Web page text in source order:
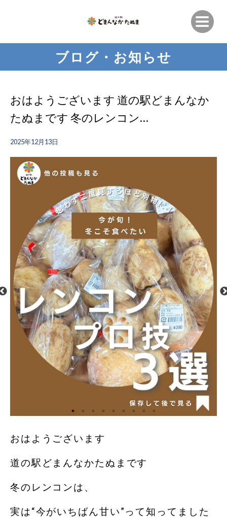
ブログ・お知らせ
おはようございます 道の駅どまんなか
たぬまです 冬のレンコン…
2025年12月13日
おはようございます
道の駅どまんなかたぬまです
冬のレンコンは、
実は“今がいちばん甘い”って知ってました